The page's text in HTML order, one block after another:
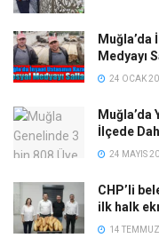
Muğla’da
Medyayı
24 OCAK
Muğla’da
İlçede
24 MAYIS
CHP’li
ilk halk
14